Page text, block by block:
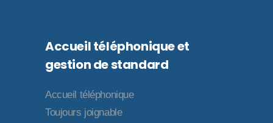
Accueil téléphonique et
gestion de standard
Accueil téléphonique
Toujours joignable